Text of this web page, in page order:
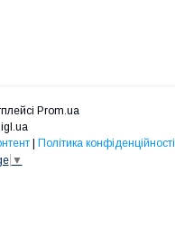
Prom.ua
Політика конфіденційності
▼